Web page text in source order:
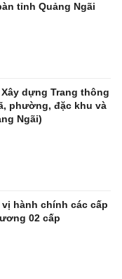
tỉnh Quảng Ngãi
dựng Trang thông
phường, đặc khu và
Ngãi)
hành chính các cấp
02 cấp